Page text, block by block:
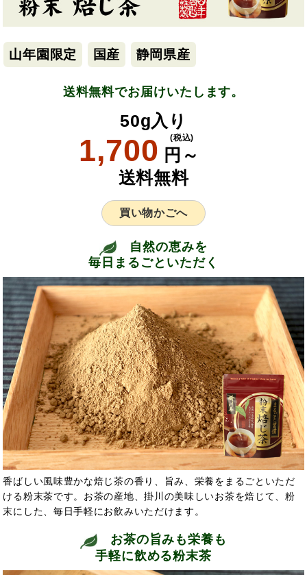
山年園限定 国産 静岡県産
送料無料でお届けいたします。
50g入り
1,700 円～
(税込)
送料無料
買い物かごへ
自然の恵みを
毎日まるごといただく
香ばしい風味豊かな焙じ茶の香り、旨み、栄養をまるごといただ
ける粉末茶です。お茶の産地、掛川の美味しいお茶を焙じて、粉
末にした、毎日手軽にお飲みいただけます。
お茶の旨みも栄養も
手軽に飲める粉末茶